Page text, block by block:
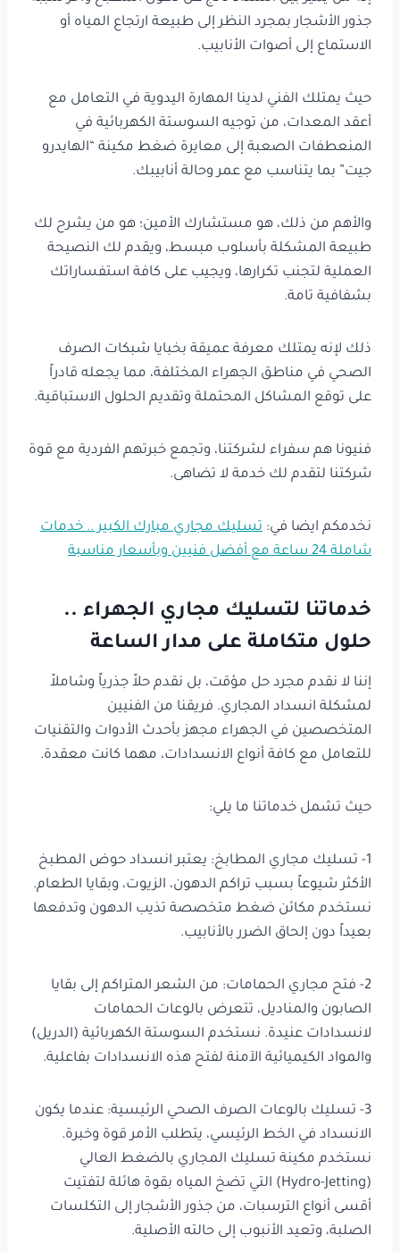
جذور الأشجار بمجرد النظر إلى طبيعة ارتجاع المياه أو
الاستماع إلى أصوات الأنابيب.
حيث يمتلك الفني لدينا المهارة اليدوية في التعامل مع
أعقد المعدات، من توجيه السوستة الكهربائية في
المنعطفات الصعبة إلى معايرة ضغط مكينة “الهايدرو
جيت” بما يتناسب مع عمر وحالة أنابيبك.
والأهم من ذلك، هو مستشارك الأمين؛ هو من يشرح لك
طبيعة المشكلة بأسلوب مبسط، ويقدم لك النصيحة
العملية لتجنب تكرارها، ويجيب على كافة استفساراتك
بشفافية تامة.
ذلك لإنه يمتلك معرفة عميقة بخبايا شبكات الصرف
الصحي في مناطق الجهراء المختلفة، مما يجعله قادراً
على توقع المشاكل المحتملة وتقديم الحلول الاستباقية.
فنيونا هم سفراء لشركتنا، وتجمع خبرتهم الفردية مع قوة
شركتنا لتقدم لك خدمة لا تضاهى.
نخدمكم ايضا في: تسليك مجاري مبارك الكبير .. خدمات
شاملة 24 ساعة مع أفضل فنيين وبأسعار مناسبة
خدماتنا لتسليك مجاري الجهراء ..
حلول متكاملة على مدار الساعة
إننا لا نقدم مجرد حل مؤقت، بل نقدم حلاً جذرياً وشاملاً
لمشكلة انسداد المجاري. فريقنا من الفنيين
المتخصصين في الجهراء مجهز بأحدث الأدوات والتقنيات
للتعامل مع كافة أنواع الانسدادات، مهما كانت معقدة.
حيث تشمل خدماتنا ما يلي:
1- تسليك مجاري المطابخ: يعتبر انسداد حوض المطبخ
الأكثر شيوعاً بسبب تراكم الدهون، الزيوت، وبقايا الطعام.
نستخدم مكائن ضغط متخصصة تذيب الدهون وتدفعها
بعيداً دون إلحاق الضرر بالأنابيب.
2- فتح مجاري الحمامات: من الشعر المتراكم إلى بقايا
الصابون والمناديل، تتعرض بالوعات الحمامات
لانسدادات عنيدة. نستخدم السوستة الكهربائية (الدريل)
والمواد الكيميائية الآمنة لفتح هذه الانسدادات بفاعلية.
3- تسليك بالوعات الصرف الصحي الرئيسية: عندما يكون
الانسداد في الخط الرئيسي، يتطلب الأمر قوة وخبرة.
نستخدم مكينة تسليك المجاري بالضغط العالي
(Hydro-Jetting) التي تضخ المياه بقوة هائلة لتفتيت
أقسى أنواع الترسبات، من جذور الأشجار إلى التكلسات
الصلبة، وتعيد الأنبوب إلى حالته الأصلية.